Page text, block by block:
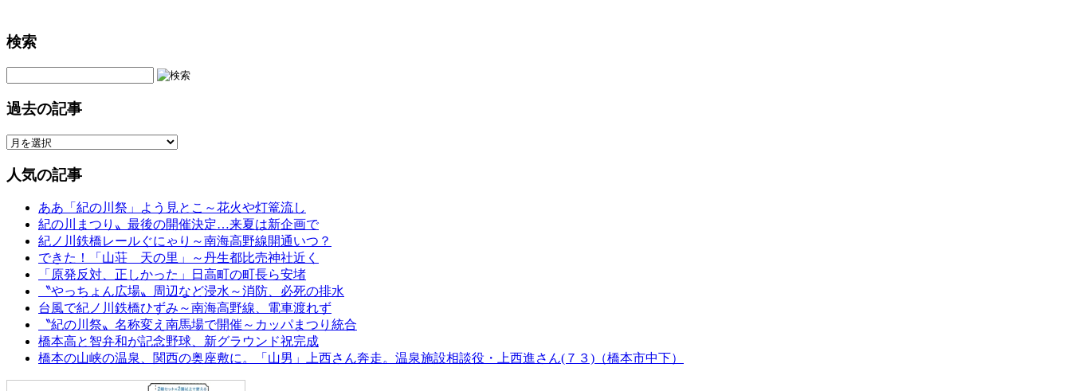
検索
過去の記事
人気の記事
ああ「紀の川祭」よう見とこ～花火や灯篭流し
紀の川まつり〟最後の開催決定…来夏は新企画で
紀ノ川鉄橋レールぐにゃり～南海高野線開通いつ？
できた！「山荘 天の里」～丹生都比売神社近く
「原発反対、正しかった」日高町の町長ら安堵
〝やっちょん広場〟周辺など浸水～消防、必死の排水
台風で紀ノ川鉄橋ひずみ～南海高野線、電車渡れず
〝紀の川祭〟名称変え南馬場で開催～カッパまつり統合
橋本高と智弁和が記念野球、新グラウンド祝完成
橋本の山峡の温泉、関西の奥座敷に。「山男」上西さん奔走。温泉施設相談役・上西進さん(７３)（橋本市中下）